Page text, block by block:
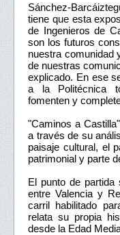
Sánchez-
tiene que esta
de Ingenieros de
son los futuros
nuestra comunidad
de nuestras
explicado. En ese
a la Politécnica
fomenten y
"Caminos a
a través de su
paisaje cultural, el
patrimonial y parte
El punto de partida
entre Valencia y
carril habilitado
relata su propia
desde la Edad